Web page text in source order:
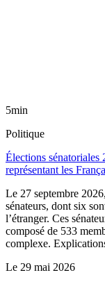
5min
Politique
Élections sénatoriales
représentant les
Le 27 septembre
sénateurs, dont six
l’étranger. Ces
composé de 533
complexe.
Le 29 mai 2026